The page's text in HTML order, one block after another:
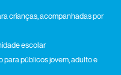
crianças, acompanhadas por
escolar
para públicos jovem, adulto e